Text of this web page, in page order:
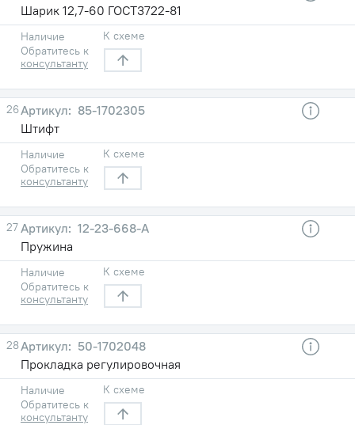
Шарик 12,7-60 ГОСТ3722-81
Наличие
Обратитесь к
консультанту
К схеме
26
85-1702305
Штифт
Наличие
Обратитесь к
консультанту
К схеме
27
12-23-668-A
Пружина
Наличие
Обратитесь к
консультанту
К схеме
28
50-1702048
Прокладка регулировочная
Наличие
Обратитесь к
консультанту
К схеме